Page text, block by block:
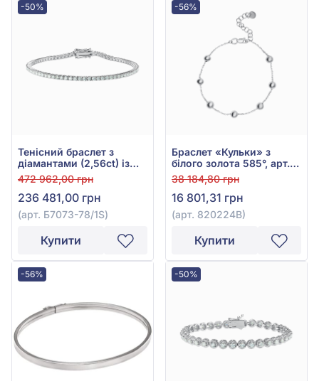
-50%
Тенісний браслет з
діамантами (2,56ct) із
білого золота 585°, арт.
Б7073-78/1S
472 962,00 грн
236 481,00 грн
(арт. Б7073-78/1S)
Купити
-56%
Браслет «Кульки» з
білого золота 585°, арт.
820224В
38 184,80 грн
16 801,31 грн
(арт. 820224В)
Купити
-56% -50%